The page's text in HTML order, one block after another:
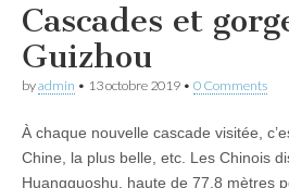
Cascades et
Guizhou
byadmin • 13 octobre 2019 • 0 Comments
À chaque nouvelle cascade visitée,
Chine, la plus belle, etc. Les Chinois
Huangguoshu, haute de 77,8 mètres